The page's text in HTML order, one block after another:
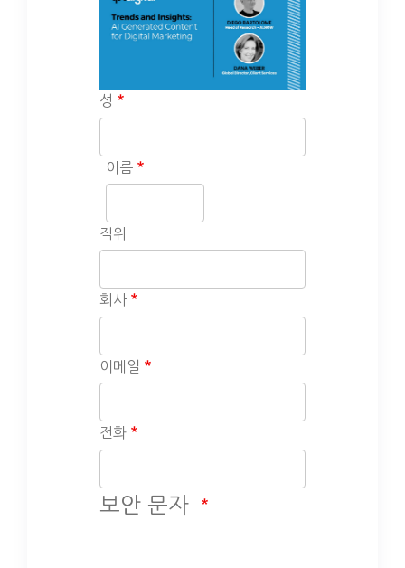
성
이름
직위
회사
이메일
전화
보안 문자